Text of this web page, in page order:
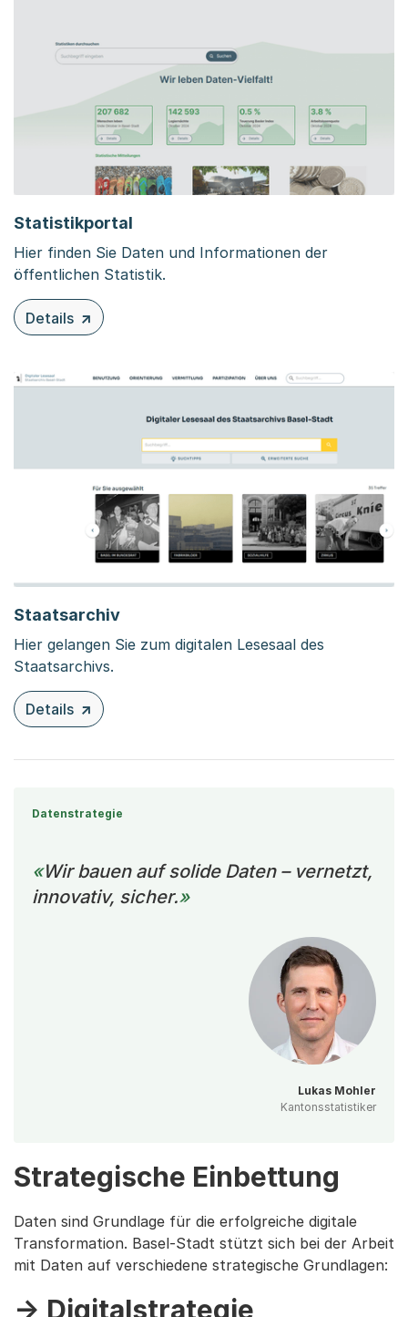
Statistikportal
Hier finden Sie Daten und Informationen der
öffentlichen Statistik.
Details
zu diesem Inhalt: Statistikportal
Staatsarchiv
Hier gelangen Sie zum digitalen Lesesaal des
Staatsarchivs.
Details
zu diesem Inhalt: Staatsarchiv
Datenstrategie
Wir bauen auf solide Daten – vernetzt,
innovativ, sicher.
Lukas Mohler
Kantonsstatistiker
Strategische Einbettung
Daten sind Grundlage für die erfolgreiche digitale
Transformation. Basel-Stadt stützt sich bei der Arbeit
mit Daten auf verschiedene strategische Grundlagen:
-> Digitalstrategie